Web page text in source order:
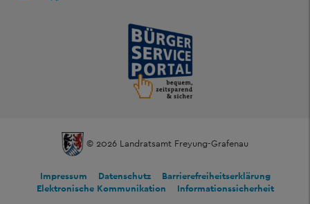
© 2026 Landratsamt Freyung-Grafenau
Impressum Datenschutz
Barrierefreiheitserklärung
Elektronische Kommunikation
Informationssicherheit